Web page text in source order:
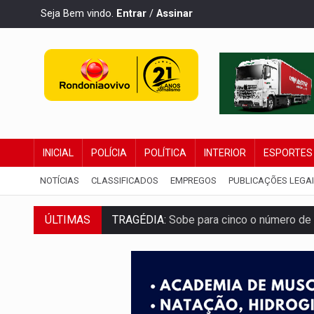
Seja Bem vindo. Entrar / Assinar
INICIAL POLÍCIA POLÍTICA INTERIOR ESPORTES
NOTÍCIAS CLASSIFICADOS EMPREGOS PUBLICAÇÕES
ÚLTIMAS TRAGÉDIA: Sobe para cinco o número
TRANSPORTE DE ARROZ:MPF
DEEPFAKE: Sancionada lei contra
COLEGIADO:Brasil e Rússia discutem